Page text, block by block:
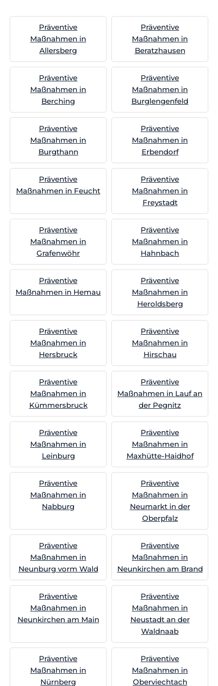
Präventive
Maßnahmen in
Allersberg
Präventive
Maßnahmen in
Beratzhausen
Präventive
Maßnahmen in
Berching
Präventive
Maßnahmen in
Burglengenfeld
Präventive
Maßnahmen in
Burgthann
Präventive
Maßnahmen in
Erbendorf
Präventive
Maßnahmen in Feucht
Präventive
Maßnahmen in
Freystadt
Präventive
Maßnahmen in
Grafenwöhr
Präventive
Maßnahmen in
Hahnbach
Präventive
Maßnahmen in Hemau
Präventive
Maßnahmen in
Heroldsberg
Präventive
Maßnahmen in
Hersbruck
Präventive
Maßnahmen in
Hirschau
Präventive
Maßnahmen in
Kümmersbruck
Präventive
Maßnahmen in Lauf an
der Pegnitz
Präventive
Maßnahmen in
Leinburg
Präventive
Maßnahmen in
Maxhütte-Haidhof
Präventive
Maßnahmen in
Nabburg
Präventive
Maßnahmen in
Neumarkt in der
Oberpfalz
Präventive
Maßnahmen in
Neunburg vorm Wald
Präventive
Maßnahmen in
Neunkirchen am Brand
Präventive
Maßnahmen in
Neunkirchen am Main
Präventive
Maßnahmen in
Neustadt an der
Waldnaab
Präventive
Maßnahmen in
Nürnberg
Präventive
Maßnahmen in
Oberviechtach